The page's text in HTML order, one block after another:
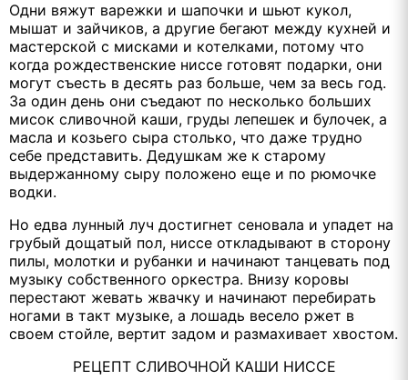
Одни вяжут варежки и шапочки и шьют кукол,
мышат и зайчиков, а другие бегают между кухней и
мастерской с мисками и котелками, потому что
когда рождественские ниссе готовят подарки, они
могут съесть в десять раз больше, чем за весь год.
За один день они съедают по несколько больших
мисок сливочной каши, груды лепешек и булочек, а
масла и козьего сыра столько, что даже трудно
себе представить. Дедушкам же к старому
выдержанному сыру положено еще и по рюмочке
водки.
Но едва лунный луч достигнет сеновала и упадет на
грубый дощатый пол, ниссе откладывают в сторону
пилы, молотки и рубанки и начинают танцевать под
музыку собственного оркестра. Внизу коровы
перестают жевать жвачку и начинают перебирать
ногами в такт музыке, а лошадь весело ржет в
своем стойле, вертит задом и размахивает хвостом.
РЕЦЕПТ СЛИВОЧНОЙ КАШИ НИССЕ